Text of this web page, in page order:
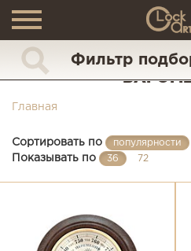
+7 (925)
ТН
Фильтр
Главная
Сортировать по популярности
Показывать по 36 72